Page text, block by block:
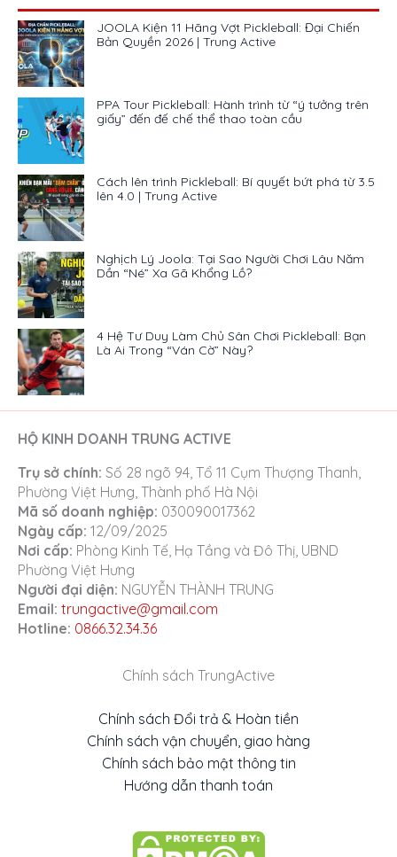
JOOLA Kiện 11 Hãng Vợt Pickleball: Đại Chiến
Bản Quyền 2026 | Trung Active
PPA Tour Pickleball: Hành trình từ “ý tưởng trên
giấy” đến đế chế thể thao toàn cầu
Cách lên trình Pickleball: Bí quyết bứt phá từ 3.5
lên 4.0 | Trung Active
Nghịch Lý Joola: Tại Sao Người Chơi Lâu Năm
Dần “Né” Xa Gã Khổng Lồ?
4 Hệ Tư Duy Làm Chủ Sân Chơi Pickleball: Bạn
Là Ai Trong “Ván Cờ” Này?
HỘ KINH DOANH TRUNG ACTIVE
Trụ sở chính: Số 28 ngõ 94, Tổ 11 Cụm Thượng Thanh,
Phường Việt Hưng, Thành phố Hà Nội
Mã số doanh nghiệp: 030090017362
Ngày cấp: 12/09/2025
Nơi cấp: Phòng Kinh Tế, Hạ Tầng và Đô Thị, UBND
Phường Việt Hưng
Người đại diện: NGUYỄN THÀNH TRUNG
Email: trungactive@gmail.com
Hotline: 0866.32.34.36
Chính sách TrungActive
Chính sách Đổi trả & Hoàn tiền
Chính sách vận chuyển, giao hàng
Chính sách bảo mật thông tin
Hướng dẫn thanh toán